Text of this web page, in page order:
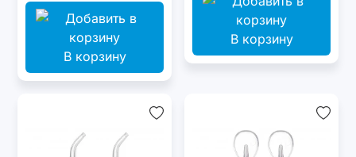
В корзину
В корзину